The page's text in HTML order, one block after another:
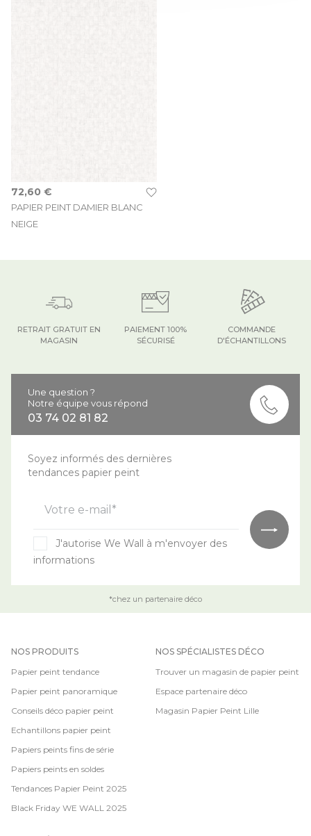
PAPIER PEINT DAMIER BLANC
NEIGE
72,60 €
COMMANDE
D'ÉCHANTILLONS
PAIEMENT 100%
SÉCURISÉ
RETRAIT GRATUIT EN
MAGASIN
Une question ?
Notre équipe vous répond
03 74 02 81 82
Soyez informés des dernières
tendances papier peint
Votre e-mail*
J'autorise We Wall à m'envoyer des
informations
*chez un partenaire déco
NOS PRODUITS
Papier peint tendance
Papier peint panoramique
Conseils déco papier peint
Echantillons papier peint
Papiers peints fins de série
Papiers peints en soldes
Tendances Papier Peint 2025
Black Friday WE WALL 2025
NOS SPÉCIALISTES DÉCO
Trouver un magasin de papier peint
Espace partenaire déco
Magasin Papier Peint Lille